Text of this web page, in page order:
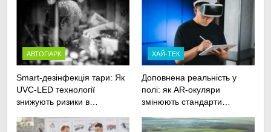
АВТОПАРК
Smart-дезінфекція тари: Як
UVC-LED технології
знижують ризики в
ХАЙ-ТЕК
Доповнена реальність у
полі: як AR-окуляри
змінюють стандарти
сільськогосподарської